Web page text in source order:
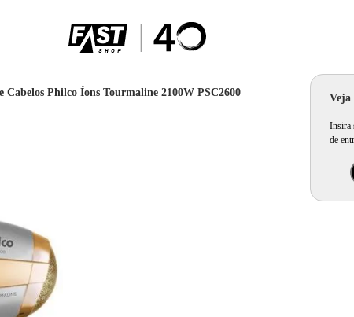
Veja
Insira
de
Cabelos Philco Íons Tourmaline 2100W PSC2600